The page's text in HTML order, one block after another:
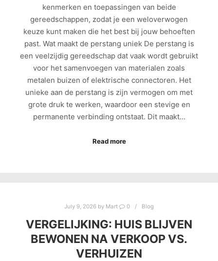
kenmerken en toepassingen van beide
gereedschappen, zodat je een weloverwogen
keuze kunt maken die het best bij jouw behoeften
past. Wat maakt de perstang uniek De perstang is
een veelzijdig gereedschap dat vaak wordt gebruikt
voor het samenvoegen van materialen zoals
metalen buizen of elektrische connectoren. Het
unieke aan de perstang is zijn vermogen om met
grote druk te werken, waardoor een stevige en
permanente verbinding ontstaat. Dit maakt…
Read more
July 9, 2026 by Mart 0 Blog
VERGELIJKING: HUIS BLIJVEN
BEWONEN NA VERKOOP VS.
VERHUIZEN